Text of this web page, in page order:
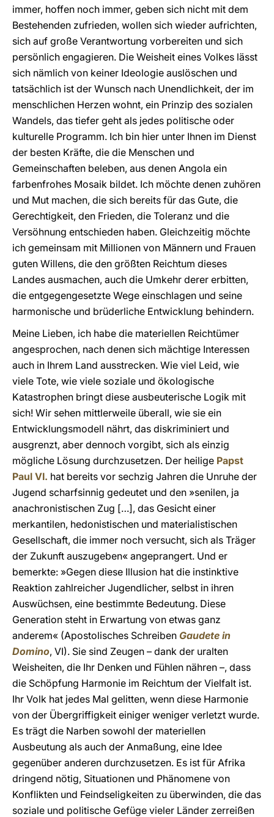
immer, hoffen noch immer, geben sich nicht mit dem
Bestehenden zufrieden, wollen sich wieder aufrichten,
sich auf große Verantwortung vorbereiten und sich
persönlich engagieren. Die Weisheit eines Volkes lässt
sich nämlich von keiner Ideologie auslöschen und
tatsächlich ist der Wunsch nach Unendlichkeit, der im
menschlichen Herzen wohnt, ein Prinzip des sozialen
Wandels, das tiefer geht als jedes politische oder
kulturelle Programm. Ich bin hier unter Ihnen im Dienst
der besten Kräfte, die die Menschen und
Gemeinschaften beleben, aus denen Angola ein
farbenfrohes Mosaik bildet. Ich möchte denen zuhören
und Mut machen, die sich bereits für das Gute, die
Gerechtigkeit, den Frieden, die Toleranz und die
Versöhnung entschieden haben. Gleichzeitig möchte
ich gemeinsam mit Millionen von Männern und Frauen
guten Willens, die den größten Reichtum dieses
Landes ausmachen, auch die Umkehr derer erbitten,
die entgegengesetzte Wege einschlagen und seine
harmonische und brüderliche Entwicklung behindern.
Meine Lieben, ich habe die materiellen Reichtümer
angesprochen, nach denen sich mächtige Interessen
auch in Ihrem Land ausstrecken. Wie viel Leid, wie
viele Tote, wie viele soziale und ökologische
Katastrophen bringt diese ausbeuterische Logik mit
sich! Wir sehen mittlerweile überall, wie sie ein
Entwicklungsmodell nährt, das diskriminiert und
ausgrenzt, aber dennoch vorgibt, sich als einzig
mögliche Lösung durchzusetzen. Der heilige Papst
Paul VI. hat bereits vor sechzig Jahren die Unruhe der
Jugend scharfsinnig gedeutet und den »senilen, ja
anachronistischen Zug […], das Gesicht einer
merkantilen, hedonistischen und materialistischen
Gesellschaft, die immer noch versucht, sich als Träger
der Zukunft auszugeben« angeprangert. Und er
bemerkte: »Gegen diese Illusion hat die instinktive
Reaktion zahlreicher Jugendlicher, selbst in ihren
Auswüchsen, eine bestimmte Bedeutung. Diese
Generation steht in Erwartung von etwas ganz
anderem« (Apostolisches Schreiben Gaudete in
Domino, VI). Sie sind Zeugen – dank der uralten
Weisheiten, die Ihr Denken und Fühlen nähren –, dass
die Schöpfung Harmonie im Reichtum der Vielfalt ist.
Ihr Volk hat jedes Mal gelitten, wenn diese Harmonie
von der Übergriffigkeit einiger weniger verletzt wurde.
Es trägt die Narben sowohl der materiellen
Ausbeutung als auch der Anmaßung, eine Idee
gegenüber anderen durchzusetzen. Es ist für Afrika
dringend nötig, Situationen und Phänomene von
Konflikten und Feindseligkeiten zu überwinden, die das
soziale und politische Gefüge vieler Länder zerreißen